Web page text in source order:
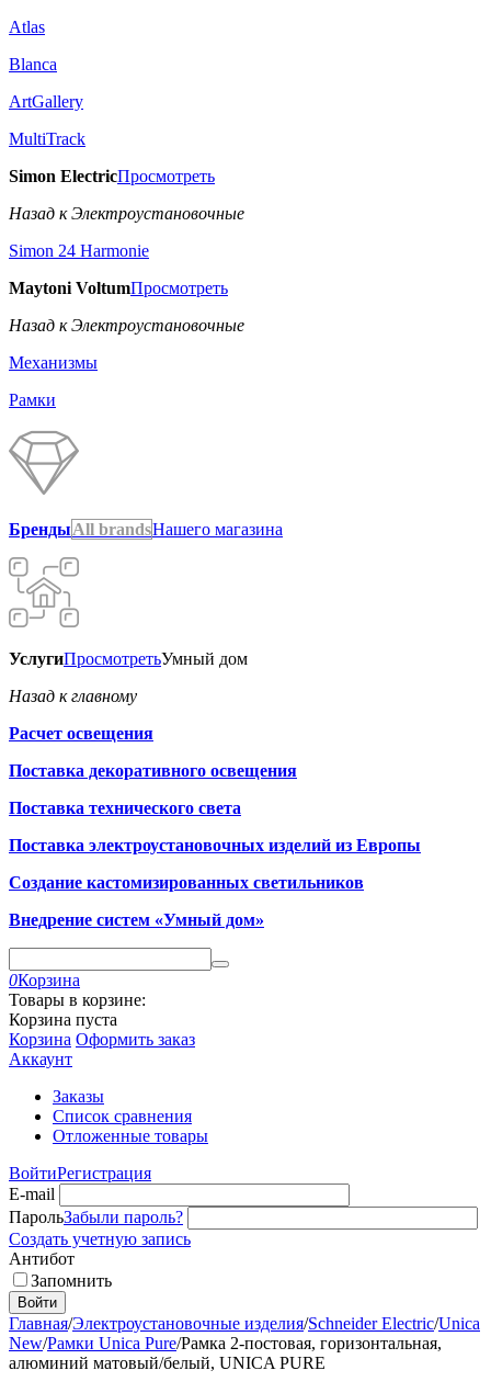
Atlas
Blanca
ArtGallery
MultiTrack
Simon ElectricПросмотреть
Назад к Электроустановочные
Simon 24 Harmonie
Maytoni VoltumПросмотреть
Назад к Электроустановочные
Механизмы
Рамки
БрендыAll brandsНашего магазина
УслугиПросмотретьУмный дом
Назад к главному
Расчет освещения
Поставка декоративного освещения
Поставка технического света
Поставка электроустановочных изделий из Европы
Создание кастомизированных светильников
Внедрение систем «Умный дом»
0Корзина
Товары в корзине:
Корзина пуста
Корзина Оформить заказ
Аккаунт
Заказы
Список сравнения
Отложенные товары
ВойтиРегистрация
E-mail
ПарольЗабыли пароль?
Создать учетную запись
Антибот
Запомнить
Войти
Главная/Электроустановочные изделия/Schneider Electric/Unica
New/Рамки Unica Pure/Рамка 2-постовая, горизонтальная,
алюминий матовый/белый, UNICA PURE